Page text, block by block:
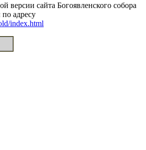
версии сайта Богоявленского собора
адресу
index.html